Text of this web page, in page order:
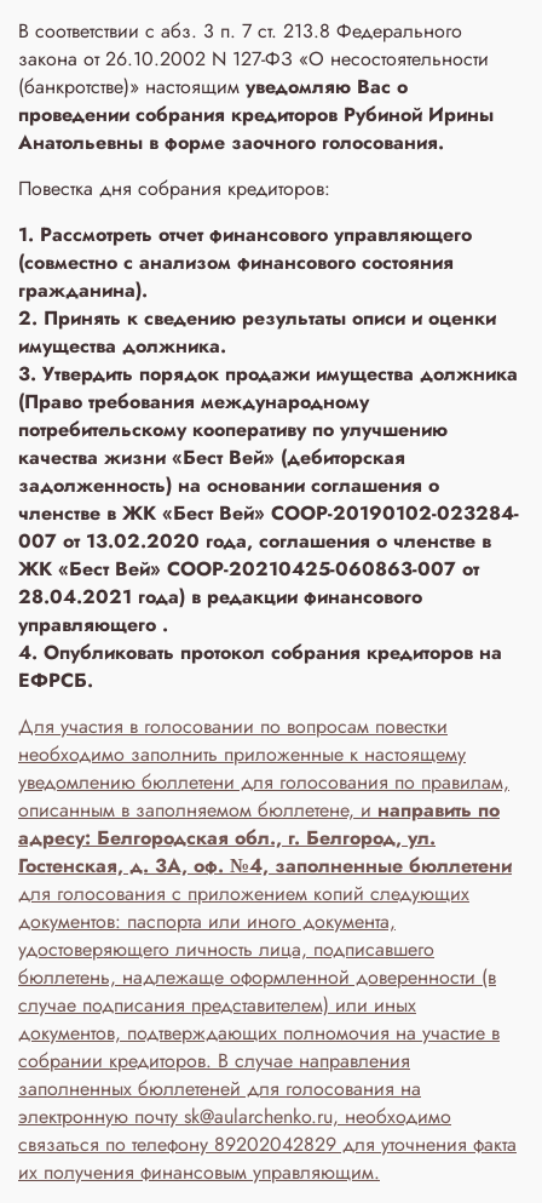
В соответствии с абз. 3 п. 7 ст. 213.8 Федерального
закона от 26.10.2002 N 127-ФЗ «О несостоятельности
(банкротстве)» настоящим уведомляю Вас о
проведении собрания кредиторов Рубиной Ирины
Анатольевны в форме заочного голосования.
Повестка дня собрания кредиторов:
1. Рассмотреть отчет финансового управляющего
(совместно с анализом финансового состояния
гражданина).
2. Принять к сведению результаты описи и оценки
имущества должника.
3. Утвердить порядок продажи имущества должника
(Право требования международному
потребительскому кооперативу по улучшению
качества жизни «Бест Вей» (дебиторская
задолженность) на основании соглашения о
членстве в ЖК «Бест Вей» COOP-20190102-023284-
007 от 13.02.2020 года, соглашения о членстве в
ЖК «Бест Вей» COOP-20210425-060863-007 от
28.04.2021 года) в редакции финансового
управляющего .
4. Опубликовать протокол собрания кредиторов на
ЕФРСБ.
Для участия в голосовании по вопросам повестки
необходимо заполнить приложенные к настоящему
уведомлению бюллетени для голосования по правилам,
описанным в заполняемом бюллетене, и направить по
адресу: Белгородская обл., г. Белгород, ул.
Гостенская, д. 3A, оф. №4, заполненные бюллетени
для голосования с приложением копий следующих
документов: паспорта или иного документа,
удостоверяющего личность лица, подписавшего
бюллетень, надлежаще оформленной доверенности (в
случае подписания представителем) или иных
документов, подтверждающих полномочия на участие в
собрании кредиторов. В случае направления
заполненных бюллетеней для голосования на
электронную почту sk@aularchenko.ru, необходимо
связаться по телефону 89202042829 для уточнения факта
их получения финансовым управляющим.